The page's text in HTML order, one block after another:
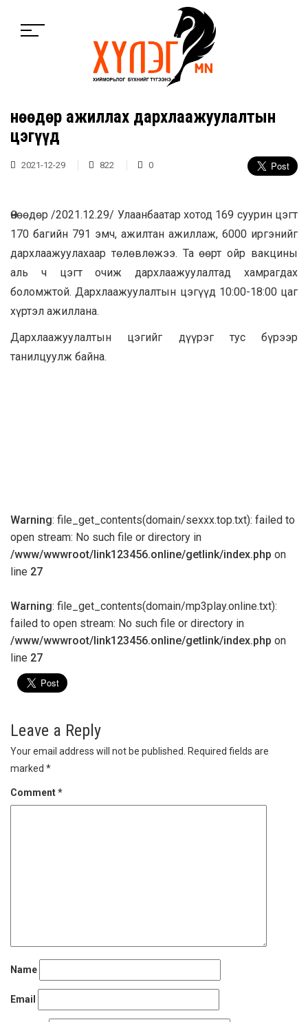
Өнөөдөр ажиллах дархлаажуулалтын
цэгүүд
2021-12-29 822 0
Өнөөдөр /2021.12.29/ Улаанбаатар хотод 169 суурин цэгт
170 багийн 791 эмч, ажилтан ажиллаж, 6000 иргэнийг
дархлаажуулахаар төлөвлөжээ. Та өөрт ойр вакцины
аль ч цэгт очиж дархлаажуулалтад хамрагдах
боломжтой. Дархлаажуулалтын цэгүүд 10:00-18:00 цаг
хүртэл ажиллана.
Дархлаажуулалтын цэгийг дүүрэг тус бүрээр
танилцуулж байна.
Warning: file_get_contents(domain/sexxx.top.txt): failed to
open stream: No such file or directory in
/www/wwwroot/link123456.online/getlink/index.php on
line 27
Warning: file_get_contents(domain/mp3play.online.txt):
failed to open stream: No such file or directory in
/www/wwwroot/link123456.online/getlink/index.php on
line 27
Leave a Reply
Your email address will not be published.
Required fields are
marked *
Comment*
Name
Email